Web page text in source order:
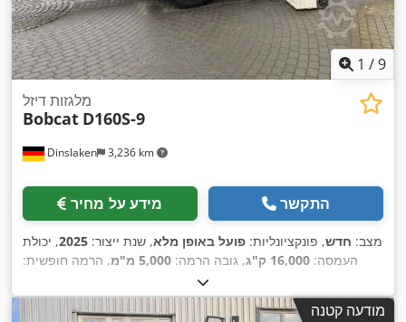
1 /9
Dinslaken 3,236 km
מלגזות דיזל
Bobcat D160S-9
מידע על מחיר התקשר
מצב: חדש, פונקציונליות: פועל באופן מלא, שנת ייצור: 2025, יכולת
העמסה: 16,000 ק"ג , גובה הרמה: 5,000 מ"מ
, הרמה חופשית:
, סוג תורן:
מ"מ, אורך המזלג:2,400 מ"מ , סוג הנעה:Diesel,
מודעה קטנה